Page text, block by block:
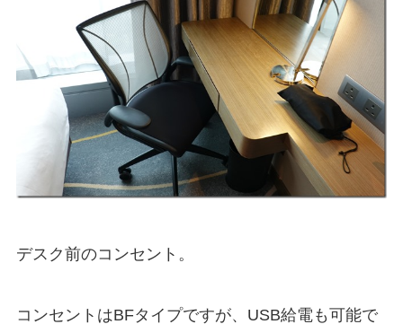
デスク前のコンセント。
コンセントはBFタイプですが、USB給電も可能で